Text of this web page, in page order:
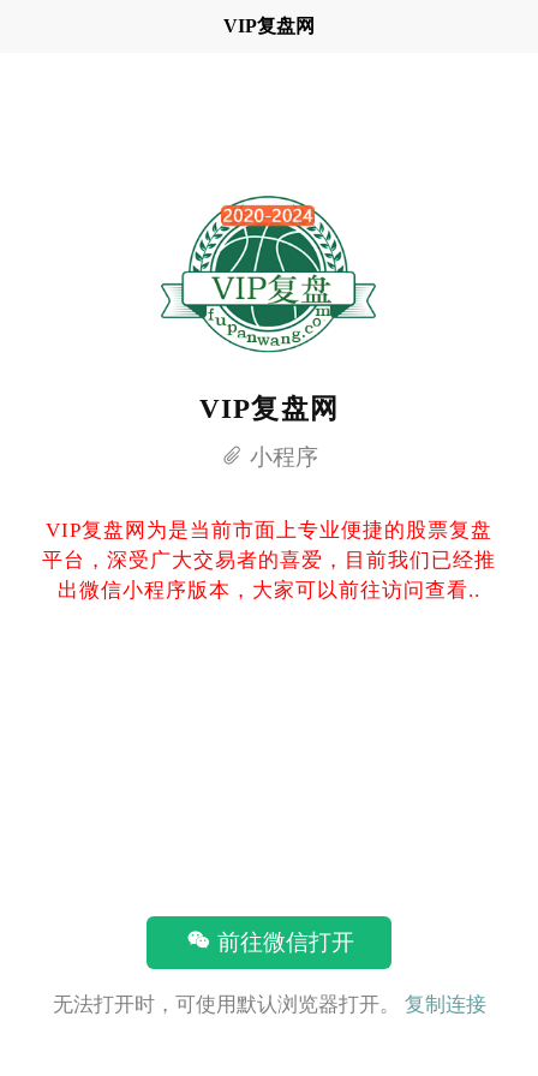
VIP复盘网
VIP复盘网
小程序
VIP复盘网为是当前市面上专业便捷的股票复盘
平台，深受广大交易者的喜爱，目前我们已经推
出微信小程序版本，大家可以前往访问查看..
前往微信打开
无法打开时，可使用默认浏览器打开。 复制连接